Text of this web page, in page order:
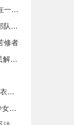
奸淫
'鸡'
修者
际
蹋
尸